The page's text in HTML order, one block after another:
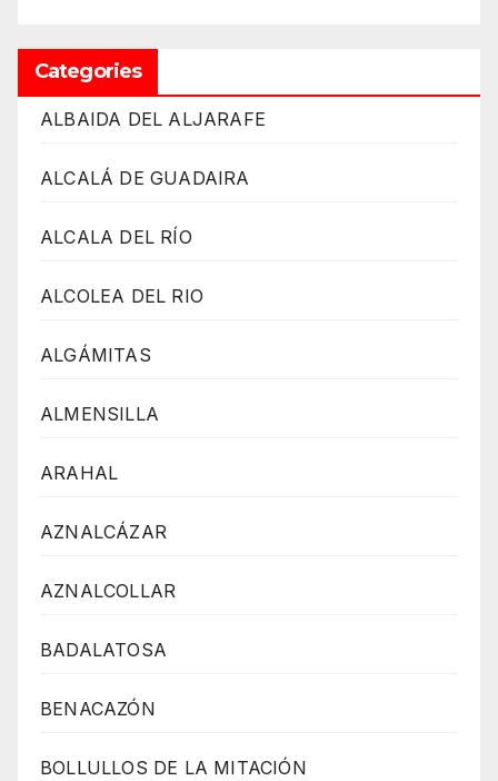
Categories
ALBAIDA DEL ALJARAFE
ALCALÁ DE GUADAIRA
ALCALA DEL RÍO
ALCOLEA DEL RIO
ALGÁMITAS
ALMENSILLA
ARAHAL
AZNALCÁZAR
AZNALCOLLAR
BADALATOSA
BENACAZÓN
BOLLULLOS DE LA MITACIÓN